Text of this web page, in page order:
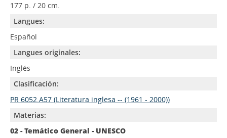
177 p. / 20 cm.
Langues:
Español
Langues originales:
Inglés
Clasificación:
PR 6052.A57 (Literatura inglesa -- (1961 - 2000))
Materias:
02 - Temático General - UNESCO